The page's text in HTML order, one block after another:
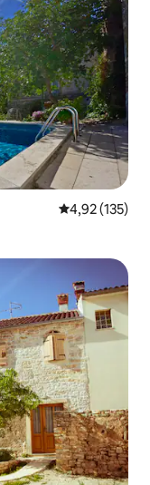
Ortalama
4,92 (135)